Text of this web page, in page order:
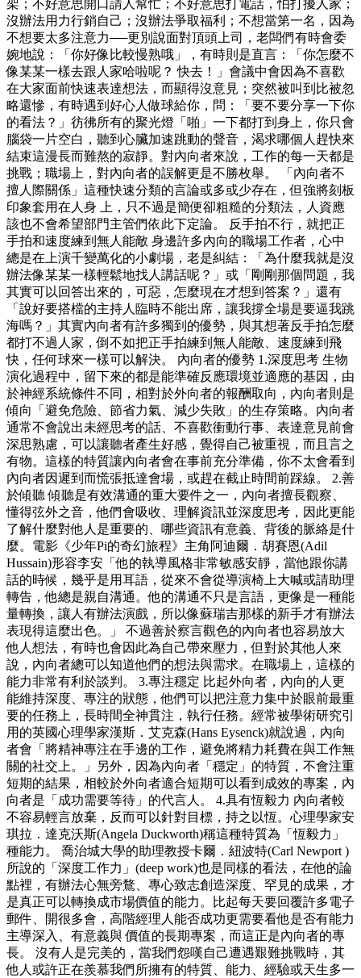
架；不好意思開口請人幫忙；不好意思打電話，怕打擾人家；
沒辦法用力行銷自己；沒辦法爭取福利；不想當第一名，因為
不想要太多注意力──更別說面對頂頭上司，老闆們有時會委
婉地說：「你好像比較慢熟哦」，有時則是直言：「你怎麼不
像某某一樣去跟人家哈啦呢？ 快去！」會議中會因為不喜歡
在大家面前快速表達想法，而顯得沒意見；突然被叫到比被忽
略還慘，有時遇到好心人做球給你，問：「要不要分享一下你
的看法？」彷彿所有的聚光燈「啪」一下都打到身上，你只會
腦袋一片空白，聽到心臟加速跳動的聲音，渴求哪個人趕快來
結束這漫長而難熬的寂靜。對內向者來說，工作的每一天都是
挑戰；職場上，對內向者的誤解更是不勝枚舉。 「內向者不
擅人際關係」這種快速分類的言論或多或少存在，但強將刻板
印象套用在人身 上，只不過是簡便卻粗糙的分類法，人資應
該也不會希望部門主管們依此下定論。 反手拍不行，就把正
手拍和速度練到無人能敵 身邊許多內向的職場工作者，心中
總是在上演千變萬化的小劇場，老是糾結：「為什麼我就是沒
辦法像某某一樣輕鬆地找人講話呢？」或「剛剛那個問題，我
其實可以回答出來的，可惡，怎麼現在才想到答案？」還有
「說好要搭檔的主持人臨時不能出席，讓我撐全場是要逼我跳
海嗎？」其實內向者有許多獨到的優勢，與其想著反手拍怎麼
都打不過人家，倒不如把正手拍練到無人能敵、速度練到飛
快，任何球來一樣可以解決。 內向者的優勢 1.深度思考 生物
演化過程中，留下來的都是能準確反應環境並適應的基因，由
於神經系統條件不同，相對於外向者的報酬取向，內向者則是
傾向「避免危險、節省力氣、減少失敗」的生存策略。內向者
通常不會說出未經思考的話、不喜歡衝動行事、表達意見前會
深思熟慮，可以讓聽者產生好感，覺得自己被重視，而且言之
有物。這樣的特質讓內向者會在事前充分準備，你不太會看到
內向者因遲到而慌張抵達會場，或趕在截止時間前踩線。 2.善
於傾聽 傾聽是有效溝通的重大要件之一，內向者擅長觀察、
懂得弦外之音，他們會吸收、理解資訊並深度思考，因此更能
了解什麼對他人是重要的、哪些資訊有意義、背後的脈絡是什
麼。電影《少年Pi的奇幻旅程》主角阿迪爾．胡賽恩(Adil
Hussain)形容李安「他的執導風格非常敏感安靜，當他跟你講
話的時候，幾乎是用耳語，從來不會從導演椅上大喊或請助理
轉告，他總是親自溝通。他的溝通不只是言語，更像是一種能
量轉換，讓人有辦法演戲，所以像蘇瑞吉那樣的新手才有辦法
表現得這麼出色。」 不過善於察言觀色的內向者也容易放大
他人想法，有時也會因此為自己帶來壓力，但對於其他人來
說，內向者總可以知道他們的想法與需求。在職場上，這樣的
能力非常有利於談判。 3.專注穩定 比起外向者，內向的人更
能維持深度、專注的狀態，他們可以把注意力集中於眼前最重
要的任務上，長時間全神貫注，執行任務。經常被學術研究引
用的英國心理學家漢斯．艾克森(Hans Eysenck)就說過，內向
者會「將精神專注在手邊的工作，避免將精力耗費在與工作無
關的社交上。」另外，因為內向者「穩定」的特質，不會注重
短期的結果，相較於外向者適合短期可以看到成效的專案，內
向者是「成功需要等待」的代言人。 4.具有恆毅力 內向者較
不容易輕言放棄，反而可以針對目標，持之以恆。心理學家安
琪拉．達克沃斯(Angela Duckworth)稱這種特質為「恆毅力」
種能力。 喬治城大學的助理教授卡爾．紐波特(Carl Newport )
所說的「深度工作力」(deep work)也是同樣的看法，在他的論
點裡，有辦法心無旁鶩、專心致志創造深度、罕見的成果，才
是真正可以轉換成市場價值的能力。比起每天要回覆許多電子
郵件、開很多會，高階經理人能否成功更需要看他是否有能力
主導深入、有意義與 價值的長期專案，而這正是內向者的專
長。 沒有人是完美的，當我們怨嘆自己遭遇艱難挑戰時，其
他人或許正在羨慕我們所擁有的特質、能力、經驗或天生多一